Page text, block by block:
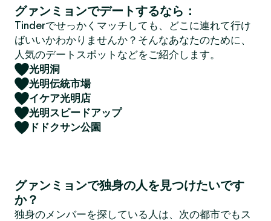
グァンミョンでデートするなら：
Tinderでせっかくマッチしても、どこに連れて行け
ばいいかわかりませんか？そんなあなたのために、
人気のデートスポットなどをご紹介します。
光明洞
光明伝統市場
イケア光明店
光明スピードアップ
ドドクサン公園
グァンミョンで独身の人を見つけたいです
か？
独身のメンバーを探している人は、次の都市でもス